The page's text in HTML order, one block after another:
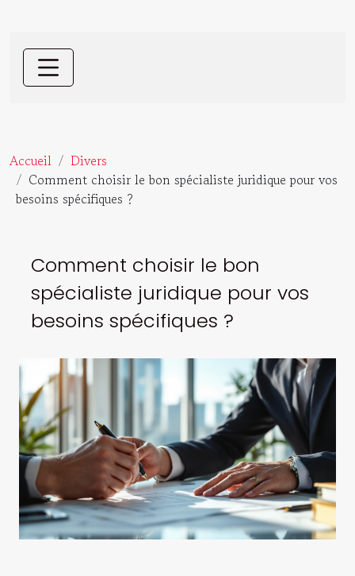
Accueil
Divers
Comment choisir le bon spécialiste juridique pour vos
besoins spécifiques ?
Comment choisir le bon
spécialiste juridique pour vos
besoins spécifiques ?